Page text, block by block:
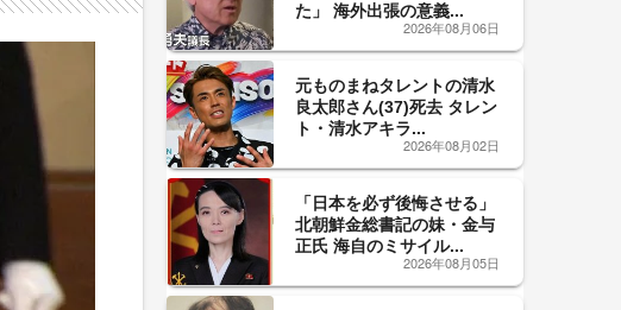
た」 海外出張の意義...
2026年08月06日
元ものまねタレントの清水
良太郎さん(37)死去 タレン
ト・清水アキラ...
2026年08月02日
「日本を必ず後悔させる」
北朝鮮金総書記の妹・金与
正氏 海自のミサイル...
2026年08月05日